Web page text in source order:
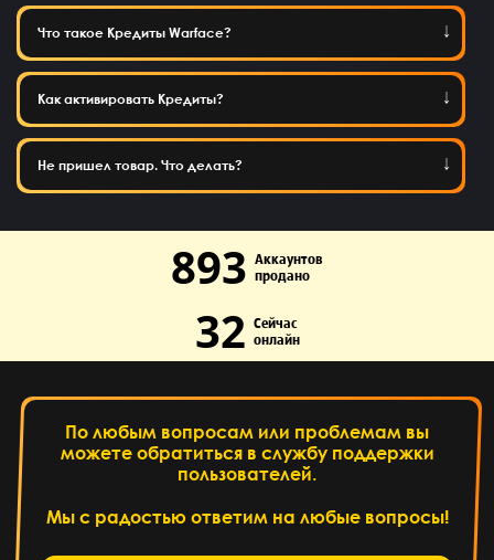
Что такое Кредиты Warface?
Как активировать Кредиты?
Не пришел товар. Что делать?
893 Аккаунтов
продано
32 Сейчас
онлайн
По любым вопросам или проблемам вы
можете обратиться в службу поддержки
пользователей.
Мы с радостью ответим на любые вопросы!